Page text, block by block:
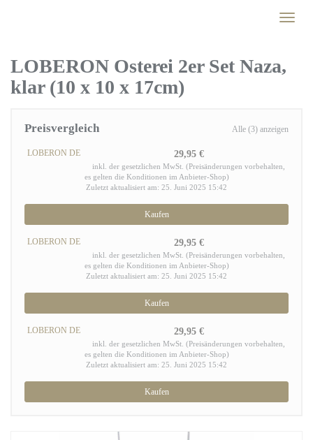
Toggle
LOBERON Osterei 2er Set Naza,
klar (10 x 10 x 17cm)
Alle (3) anzeigen
Preisvergleich
LOBERON DE 29,95 €
inkl. der gesetzlichen MwSt. (Preisänderungen vorbehalten,
es gelten die Konditionen im Anbieter-Shop)
Zuletzt aktualisiert am: 25. Juni 2025 15:42
Kaufen
LOBERON DE 29,95 €
inkl. der gesetzlichen MwSt. (Preisänderungen vorbehalten,
es gelten die Konditionen im Anbieter-Shop)
Zuletzt aktualisiert am: 25. Juni 2025 15:42
Kaufen
LOBERON DE 29,95 €
inkl. der gesetzlichen MwSt. (Preisänderungen vorbehalten,
es gelten die Konditionen im Anbieter-Shop)
Zuletzt aktualisiert am: 25. Juni 2025 15:42
Kaufen